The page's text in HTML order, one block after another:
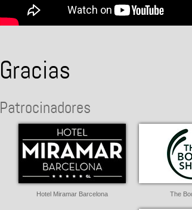
Gracias
Patrocinadores
Hotel Miramar Barcelona The